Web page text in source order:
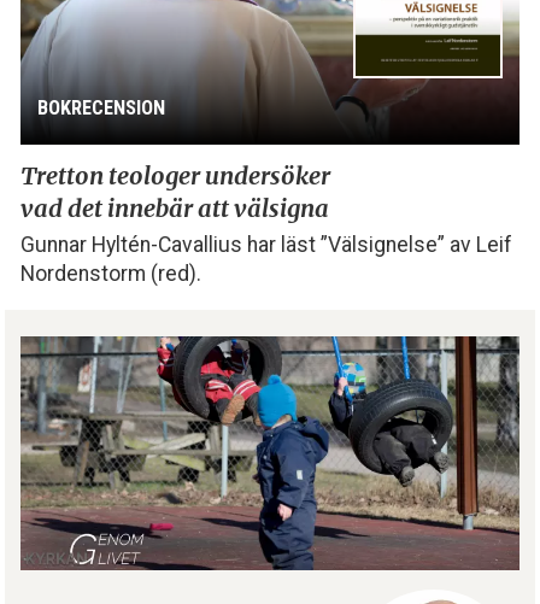
BOKRECENSION
Tretton teologer undersöker
vad det innebär att välsigna
Gunnar Hyltén-Cavallius har läst ”Välsignelse” av Leif
Nordenstorm (red).